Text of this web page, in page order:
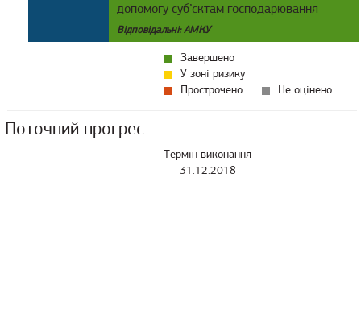
допомогу суб’єктам господарювання
Відповідальні: АМКУ
Завершено
У зоні ризику
Прострочено
Не оцінено
Поточний прогрес
Термін виконання
31.12.2018